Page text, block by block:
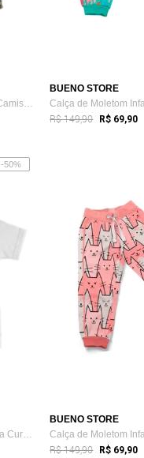
Conjunto Infantil Menino 2pçs Camiseta M...
BUENO STORE
R$ 149,90 R$ 69,90
-50%
Camiseta Infantil Menina Manga Curta Est...
BUENO STORE
R$ 149,90 R$ 69,90